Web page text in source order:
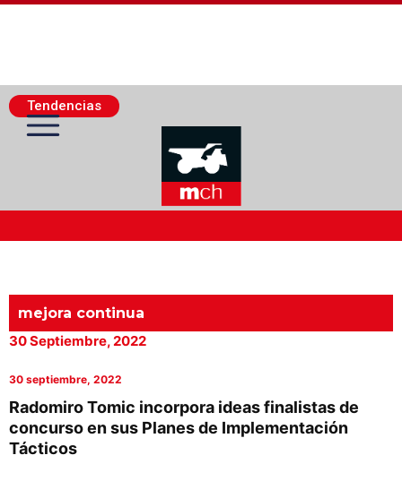
Tendencias
Actualidad Minera
Minería Superficie
Minerí­a Subterránea
Proveedores
Canal Digital
mejora continua
30 Septiembre, 2022
30 septiembre, 2022
Radomiro Tomic incorpora ideas finalistas de
concurso en sus Planes de Implementación
Tácticos